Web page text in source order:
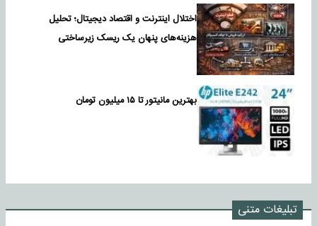
اختلال اینترنت و اقتصاد دیجیتال؛ تحلیل
هزینه‌های پنهان یک ریسک زیرساختی
بهترین مانیتور تا ۱۵ میلیون تومان
تبلیغات متنی